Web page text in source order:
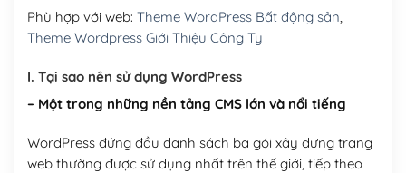
Hosting 5GB SSD (1 năm) (+650,000₫)
Hosting 8GB SSD (1 năm)(+950,000₫)
Phù hợp với web: Theme WordPress Bất động sản,
Theme Wordpress Giới Thiệu Công Ty
I. Tại sao nên sử dụng WordPress
– Một trong những nền tảng CMS lớn và nổi tiếng
WordPress đứng đầu danh sách ba gói xây dựng trang
web thường được sử dụng nhất trên thế giới, tiếp theo